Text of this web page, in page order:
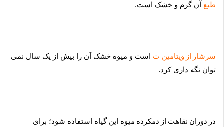
طبع آن گرم و خشک است.
سرشار از ویتامین ث است و میوه خشک آن را بیش از یک سال نمی
توان نگه داری کرد.
در دوران نقاهت از دمکرده میوه این گیاه استفاده شود؛ برای